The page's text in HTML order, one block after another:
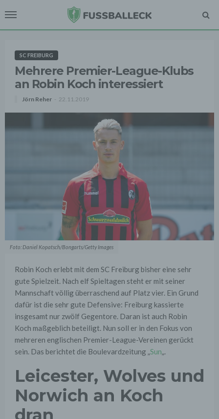
SC FREIBURG
Mehrere Premier-League-Klubs
an Robin Koch interessiert
Jörn Reher 22.11.2019
Foto: Daniel Kopatsch/Bongarts/Getty Images
Robin Koch erlebt mit dem SC Freiburg bisher eine sehr
gute Spielzeit. Nach elf Spieltagen steht er mit seiner
Mannschaft völlig überraschend auf Platz vier. Ein Grund
dafür ist die sehr gute Defensive: Freiburg kassierte
insgesamt nur zwölf Gegentore. Daran ist auch Robin
Koch maßgeblich beteiligt. Nun soll er in den Fokus von
mehreren englischen Premier-League-Vereinen gerückt
sein. Das berichtet die Boulevardzeitung „Sun„.
Leicester, Wolves und
Norwich an Koch